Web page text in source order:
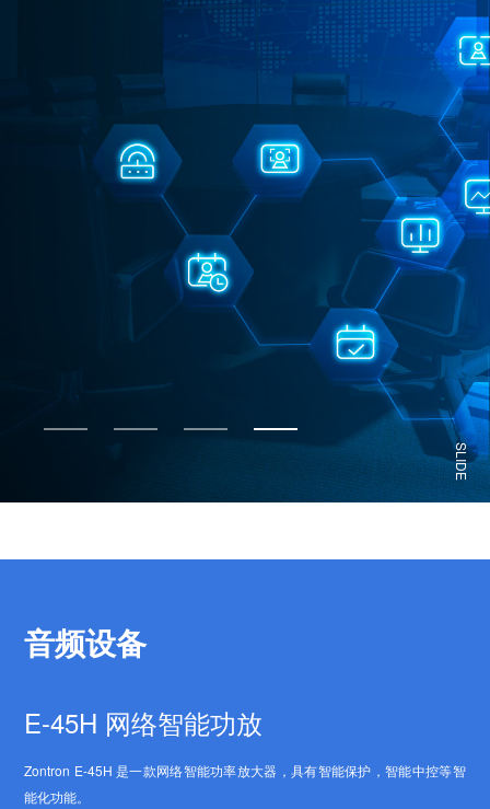
SLIDE
音频设备
E-45H 网络智能功放
Zontron E-45H 是一款网络智能功率放大器，具有智能保护，智能中控等智
能化功能。